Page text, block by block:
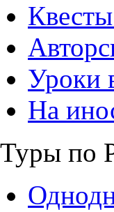
Уроки
На
Туры по